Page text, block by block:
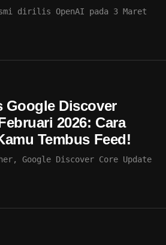
dirilis OpenAI pada 3 Maret
Google Discover
2026: Cara
Tembus Feed!
Google Discover Core Update